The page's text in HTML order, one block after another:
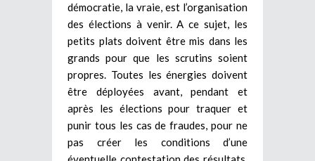
démocratie, la vraie, est l’organisation
des élections à venir. A ce sujet, les
petits plats doivent être mis dans les
grands pour que les scrutins soient
propres. Toutes les énergies doivent
être déployées avant, pendant et
après les élections pour traquer et
punir tous les cas de fraudes, pour ne
pas créer les conditions d’une